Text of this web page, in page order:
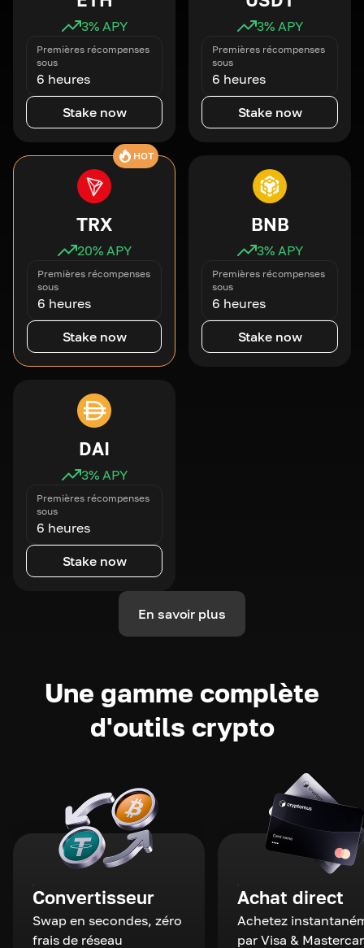
3% APY
Premières récompenses
sous
6 heures
Stake now
3% APY
Premières récompenses
sous
6 heures
Stake now
HOT
TRX
20% APY
Premières récompenses
sous
6 heures
Stake now
BNB
3% APY
Premières récompenses
sous
6 heures
Stake now
DAI
3% APY
Premières récompenses
sous
6 heures
Stake now
En savoir plus
Une gamme complète
d'outils crypto
Convertisseur
Swap en secondes, zéro
frais de réseau
Achat direct
Achetez
par Visa &